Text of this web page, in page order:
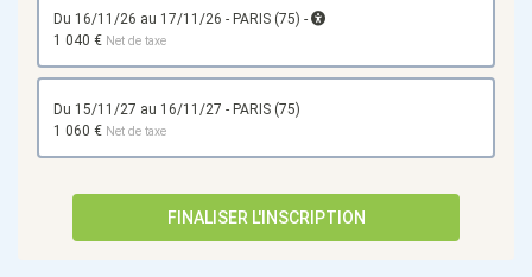
du 16/11/26 au 17/11/26 - PARIS (75) -
1 040 € Net de taxe
du 15/11/27 au 16/11/27 - PARIS (75)
1 060 € Net de taxe
FINALISER L'INSCRIPTION